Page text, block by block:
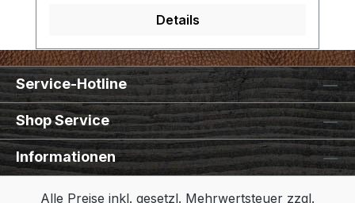
Kopf - Ø : 42 mm / Gesamtlänge : 290 mm
- Bei einer Bestellung 1 Stück erhalten Sie
1 Rohhauthammer der gewählten Größe.
Details
Service-Hotline
Shop Service
Informationen
Alle Preise inkl. gesetzl. Mehrwertsteuer zzgl.